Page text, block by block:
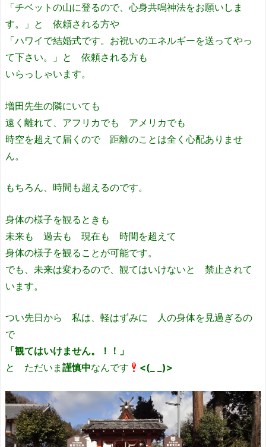
「チベットの山に登るので、心身共鳴神法をお願いしま
す。」と 依頼される方や
「ハワイで結婚式です。お祝いのエネルギーを送ってやっ
て下さい。」と 依頼される方も
いらっしゃいます。
増田先生の隣にいても
遠く離れて、アフリカでも アメリカでも
時空を超えて届くので 距離のことは全く心配ありませ
ん。
もちろん、時間も超えるのです。
身体の様子を観るときも
未来も 過去も 現在も 時間を超えて
身体の様子を観ることが可能です。
でも、未来は変わるので、観てはいけないと 禁止されて
います。
つい先日から 私は、軽はずみに 人の身体を見過ぎるの
で
「観てはいけません。！！」
と ただいま 謹慎中なんです <(_ _)>